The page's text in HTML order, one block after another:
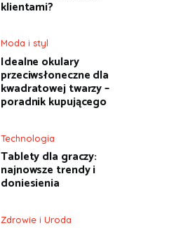
klientami?
Moda i styl
Idealne okulary
przeciwsłoneczne dla
kwadratowej twarzy –
poradnik kupującego
Technologia
Tablety dla graczy:
najnowsze trendy i
doniesienia
Zdrowie i Uroda